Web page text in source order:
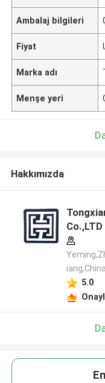
Ambalaj bilgileri
Fiyat
Marka adı
Menşe yeri
Hakkımızda
5.0